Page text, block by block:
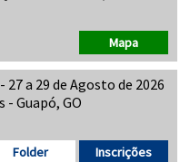
Mapa
- 27 a 29 de Agosto de 2026
- Guapó, GO
Inscrições
Folder